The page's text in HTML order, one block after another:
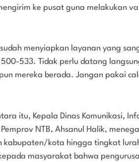
ke pusat guna melakukan
menyiapkan layanan yang
533. Tidak perlu datang
mereka berada. Jangan pakai
itu, Kepala Dinas Komunikasi,
NTB, Ahsanul Halik,
kabupaten/kota hingga tingkat
masyarakat bahwa